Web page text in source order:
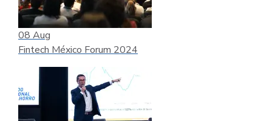
08 Aug
Fintech México Forum 2024